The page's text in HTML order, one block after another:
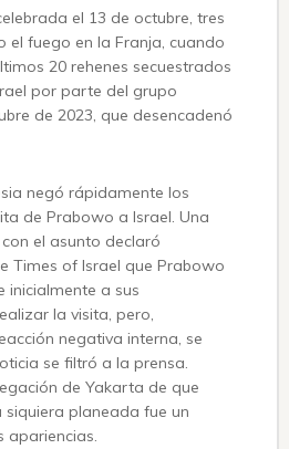
el 13 de octubre, tres
el fuego en la Franja, cuando
20 rehenes secuestrados
por parte del grupo
de 2023, que desencadenó
negó rápidamente los
de Prabowo a Israel. Una
el asunto declaró
Times of Israel que Prabowo
inicialmente a sus
la visita, pero,
negativa interna, se
se filtró a la prensa.
de Yakarta de que
siquiera planeada fue un